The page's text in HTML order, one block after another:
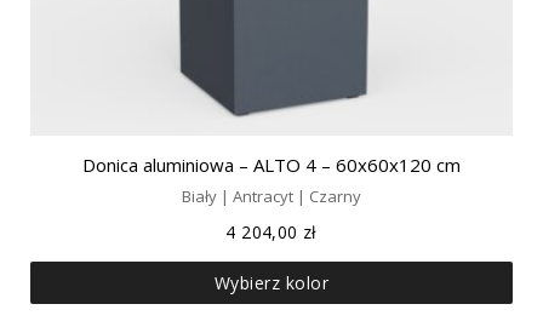
Donica aluminiowa – ALTO 4 – 60x60x120 cm
Biały | Antracyt | Czarny
4 204,00 zł
Wybierz kolor